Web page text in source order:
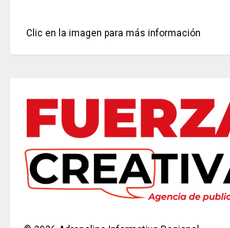
Clic en la imagen para más información